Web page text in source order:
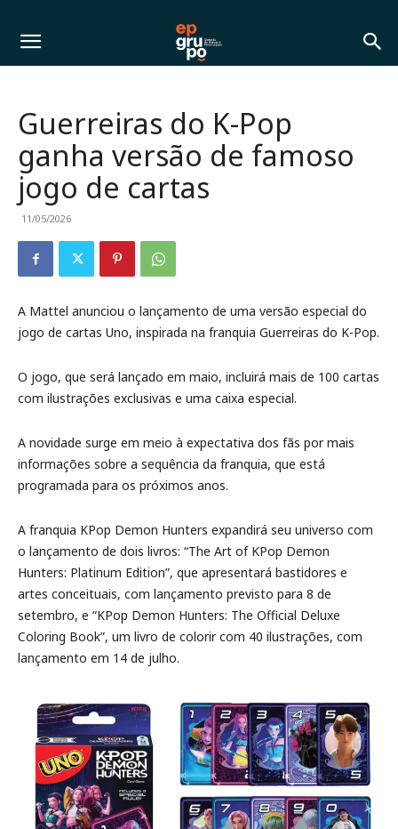
Guerreiras do K-Pop
ganha versão de famoso
jogo de cartas
11/05/2026
A Mattel anunciou o lançamento de uma versão especial do
jogo de cartas Uno, inspirada na franquia Guerreiras do K-Pop.
O jogo, que será lançado em maio, incluirá mais de 100 cartas
com ilustrações exclusivas e uma caixa especial.
A novidade surge em meio à expectativa dos fãs por mais
informações sobre a sequência da franquia, que está
programada para os próximos anos.
A franquia KPop Demon Hunters expandirá seu universo com
o lançamento de dois livros: “The Art of KPop Demon
Hunters: Platinum Edition”, que apresentará bastidores e
artes conceituais, com lançamento previsto para 8 de
setembro, e “KPop Demon Hunters: The Official Deluxe
Coloring Book”, um livro de colorir com 40 ilustrações, com
lançamento em 14 de julho.